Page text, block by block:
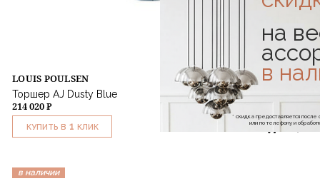
LOUIS POULSEN
Торшер AJ Dusty Blue
214 020 ₽
КУПИТЬ В 1 КЛИК
в наличии
на
в
* скидка предоставляется
или по телефону и